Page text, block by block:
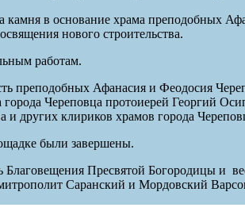
камня в основание храма преподобных
нового строительства.
работам.
преподобных Афанасия и Феодосия
города Череповца протоиерей Георгий
и других клириков храмов города
были завершены.
Благовещения Пресвятой Богородицы и
Саранский и Мордовский